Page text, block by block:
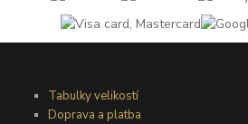
Tabulky velikostí
Doprava a platba